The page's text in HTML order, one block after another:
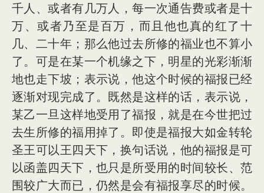
千人、或者有几万人，每一次通告费或者是十
万、或者乃至是百万，而且他也真的红了十
几、二十年；那么他过去所修的福业也不算小
了。可是在某一个机缘之下，明星的光彩渐渐
地也走下坡；表示说，他这个时候的福报已经
逐渐对现完成了。既然是这样的话，表示说，
某乙一旦这样地受用了福报，就是在今世把过
去生所修的福用掉了。即使是福报大如金转轮
圣王可以王四天下，换句话说，他的福报是可
以函盖四天下，也只是所受用的时间较长、范
围较广大而已，仍然是会有福报享尽的时候。